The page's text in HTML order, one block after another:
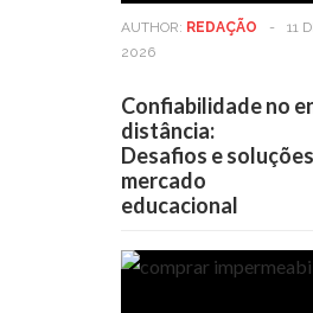
AUTHOR: REDAÇÃO -
11
2026
Confiabilidade no
distância:
Desafios e
mercado
educacional